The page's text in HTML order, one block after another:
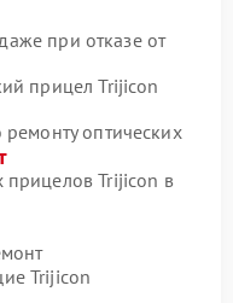
при отказе от
прицел Trijicon
оптических
прицелов Trijicon в
Trijicon